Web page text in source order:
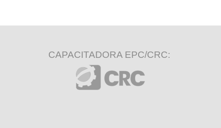
CAPACITADORA EPC/CRC: